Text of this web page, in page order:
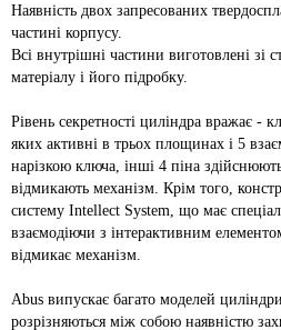
Наявність двох запресованих
частині корпусу.
Всі внутрішні частини виготовлені зі
матеріалу і його підробку.
Рівень секретності циліндра вражає -
яких активні в трьох площинах і 5
нарізкою ключа, інші 4 піна
відмикають механізм. Крім того,
систему Intellect System, що має
взаємодіючи з інтерактивним
відмикає механізм.
Abus випускає багато моделей
розрізняються між собою наявністю